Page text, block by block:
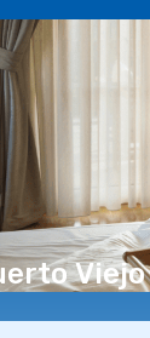
Viejo